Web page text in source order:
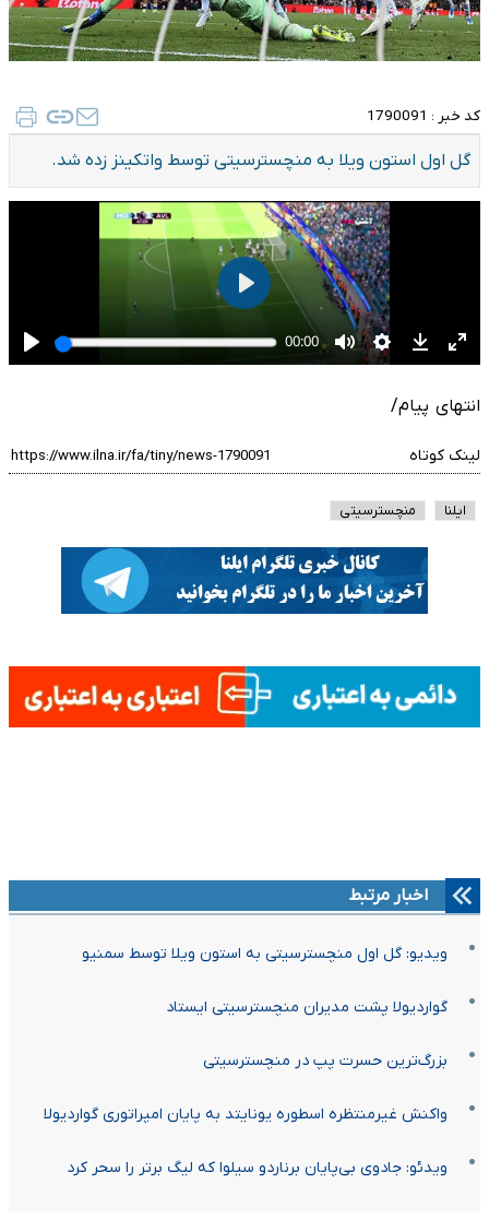
کد خبر : 1790091
گل اول استون ویلا به منچسترسیتی توسط واتکینز زده شد.
انتهای پیام/
لینک کوتاه
ایلنا منچسترسیتی
اخبار مرتبط
ویدیو: گل اول منچسترسیتی به استون ویلا توسط سمنیو
گواردیولا پشت مدیران منچسترسیتی ایستاد
بزرگ‌ترین حسرت پپ در منچسترسیتی
واکنش غیرمنتظره اسطوره یونایتد به پایان امپراتوری گواردیولا
ویدئو: جادوی بی‌پایان برناردو سیلوا که لیگ برتر را سحر کرد